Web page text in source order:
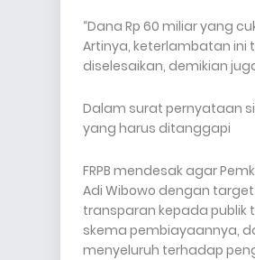
“Dana Rp 60 miliar yang
Artinya, keterlambatan ini
diselesaikan, demikian
Dalam surat pernyataan
yang harus ditanggapi
FRPB mendesak agar
Adi Wibowo dengan
transparan kepada publik
skema pembiayaannya,
menyeluruh terhadap